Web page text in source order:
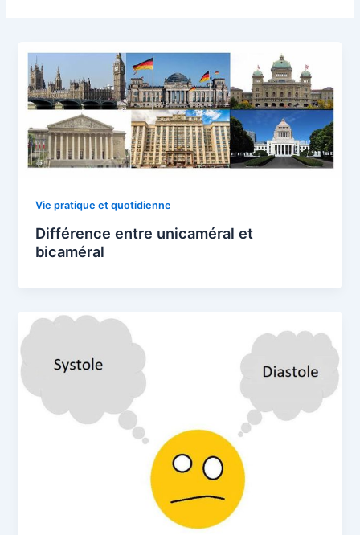
Vie pratique et quotidienne
Différence entre unicaméral et
bicaméral